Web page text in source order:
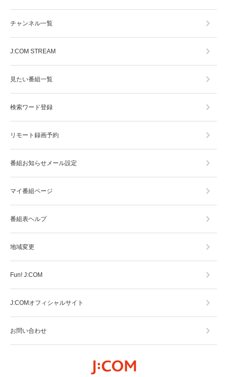
チャンネル一覧
J:COM STREAM
見たい番組一覧
検索ワード登録
リモート録画予約
番組お知らせメール設定
マイ番組ページ
番組表ヘルプ
地域変更
Fun! J:COM
J:COMオフィシャルサイト
お問い合わせ